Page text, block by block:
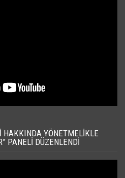
HAKKINDA YÖNETMELIKLE
PANELI DÜZENLENDI